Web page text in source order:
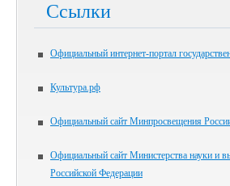
Ссылки
Официальный интернет-портал
Культура.рф
Официальный сайт Минпросвещения
Официальный сайт Министерства науки и
Российской Федерации